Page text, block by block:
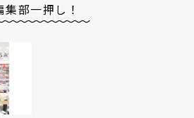
集部一押し！